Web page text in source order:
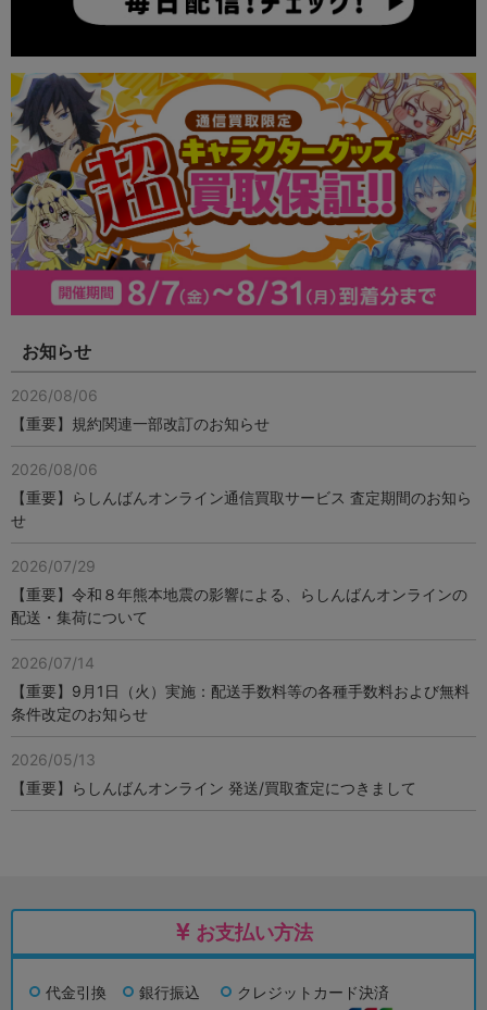
お知らせ
2026/08/06
【重要】規約関連一部改訂のお知らせ
2026/08/06
【重要】らしんばんオンライン通信買取サービス 査定期間のお知ら
せ
2026/07/29
【重要】令和８年熊本地震の影響による、らしんばんオンラインの
配送・集荷について
2026/07/14
【重要】9月1日（火）実施：配送手数料等の各種手数料および無料
条件改定のお知らせ
2026/05/13
【重要】らしんばんオンライン 発送/買取査定につきまして
お支払い方法
代金引換 銀行振込 クレジットカード決済